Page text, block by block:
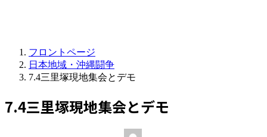
フロントページ
日本地域・沖縄闘争
7.4三里塚現地集会とデモ
7.4三里塚現地集会とデモ